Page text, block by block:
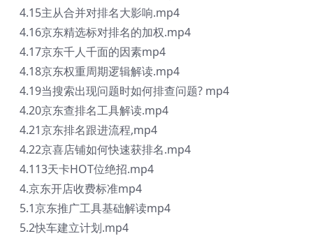
4.15主从合并对排名大影响.mp4
4.16京东精选标对排名的加权.mp4
4.17京东千人千面的因素mp4
4.18京东权重周期逻辑解读.mp4
4.19当搜索出现问题时如何排查问题? mp4
4.20京东查排名工具解读.mp4
4.21京东排名跟进流程,mp4
4.22京喜店铺如何快速获排名.mp4
4.113天卡HOT位绝招.mp4
4.京东开店收费标准mp4
5.1京东推广工具基础解读mp4
5.2快车建立计划.mp4